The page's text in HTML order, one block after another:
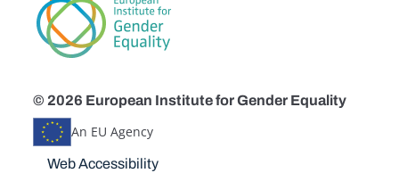
© 2026 European Institute for Gender Equality
An EU Agency
Disclaimers
Web Accessibility